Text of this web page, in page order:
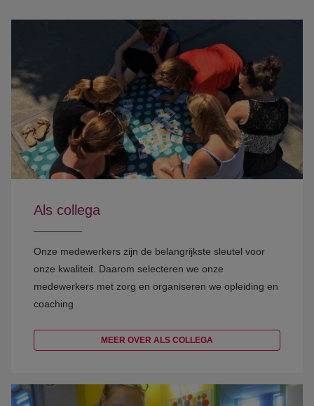
Als collega
Onze medewerkers zijn de belangrijkste sleutel voor
onze kwaliteit. Daarom selecteren we onze
medewerkers met zorg en organiseren we opleiding en
coaching
MEER OVER ALS COLLEGA